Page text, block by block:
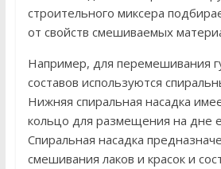
строительного миксера
от свойств смешиваемых
Например, для перемешивания
составов используются
Нижняя спиральная насадка
кольцо для размещения на дне
Спиральная насадка
смешивания лаков и красок и